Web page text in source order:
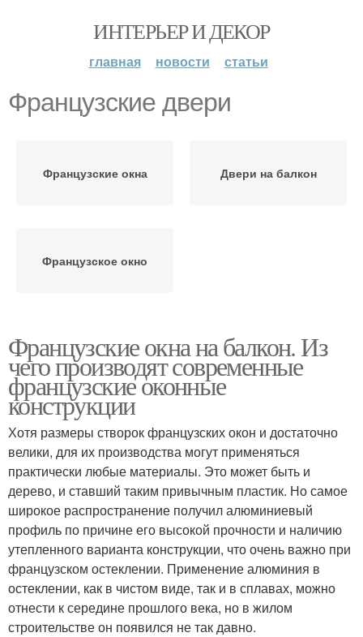
ИНТЕРЬЕР И ДЕКОР
главная новости статьи
Французские двери
Французские окна Двери на балкон
Французское окно
Французские окна на балкон. Из
чего производят современные
французские оконные
конструкции
Хотя размеры створок французских окон и достаточно
велики, для их производства могут применяться
практически любые материалы. Это может быть и
дерево, и ставший таким привычным пластик. Но самое
широкое распространение получил алюминиевый
профиль по причине его высокой прочности и наличию
утепленного варианта конструкции, что очень важно при
французском остеклении. Применение алюминия в
остеклении, как в чистом виде, так и в сплавах, можно
отнести к середине прошлого века, но в жилом
строительстве он появился не так давно.